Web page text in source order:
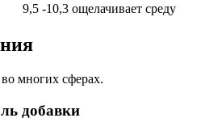
9,5 -10,3 ощелачивает среду
многих сферах.
добавки